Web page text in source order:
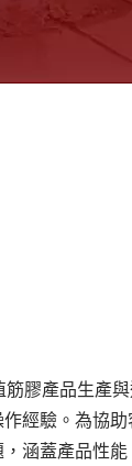
筋膠產品生產
經驗。為協
涵蓋產品性